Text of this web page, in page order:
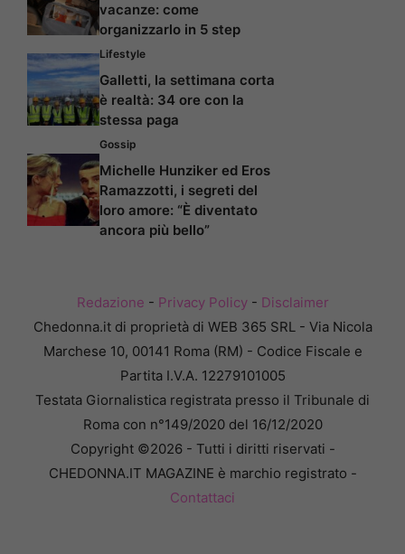
vacanze: come
organizzarlo in 5 step
Lifestyle
Galletti, la settimana corta
è realtà: 34 ore con la
stessa paga
Gossip
Michelle Hunziker ed Eros
Ramazzotti, i segreti del
loro amore: “È diventato
ancora più bello”
Redazione - Privacy Policy- Disclaimer
Chedonna.it di proprietà di WEB 365 SRL - Via Nicola
Marchese 10, 00141 Roma (RM) - Codice Fiscale e
Partita I.V.A. 12279101005
Testata Giornalistica registrata presso il Tribunale di
Roma con n°149/2020 del 16/12/2020
Copyright ©2026 - Tutti i diritti riservati -
CHEDONNA.IT MAGAZINE è marchio registrato -
Contattaci